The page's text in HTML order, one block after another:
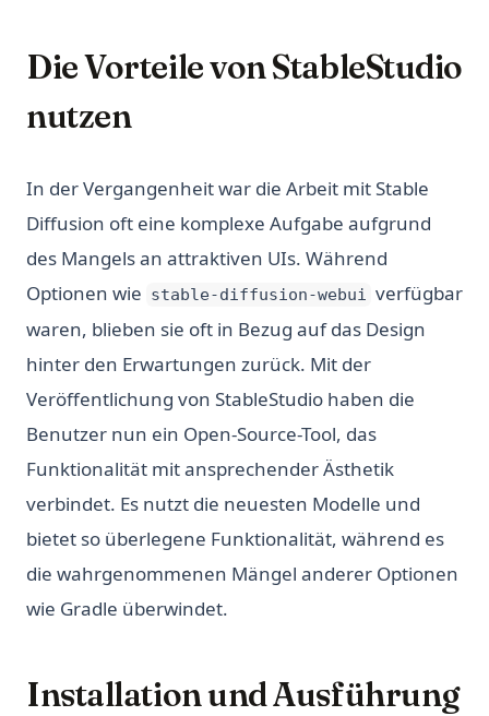
Die Vorteile von StableStudio
nutzen
In der Vergangenheit war die Arbeit mit Stable
Diffusion oft eine komplexe Aufgabe aufgrund
des Mangels an attraktiven UIs. Während
Optionen wie stable-diffusion-webui verfügbar
waren, blieben sie oft in Bezug auf das Design
hinter den Erwartungen zurück. Mit der
Veröffentlichung von StableStudio haben die
Benutzer nun ein Open-Source-Tool, das
Funktionalität mit ansprechender Ästhetik
verbindet. Es nutzt die neuesten Modelle und
bietet so überlegene Funktionalität, während es
die wahrgenommenen Mängel anderer Optionen
wie Gradle überwindet.
Installation und Ausführung